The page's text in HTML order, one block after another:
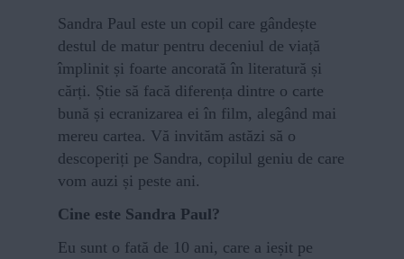
Sandra Paul este un copil care gândește
destul de matur pentru deceniul de viață
împlinit și foarte ancorată în literatură și
cărți. Știe să facă diferența dintre o carte
bună și ecranizarea ei în film, alegând mai
mereu cartea. Vă invităm astăzi să o
descoperiți pe Sandra, copilul geniu de care
vom auzi și peste ani.
Cine este Sandra Paul?
Eu sunt o fată de 10 ani, care a ieșit pe